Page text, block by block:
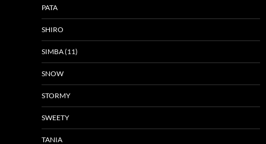
PATA
SHIRO
SIMBA (11)
SNOW
STORMY
SWEETY
TANIA